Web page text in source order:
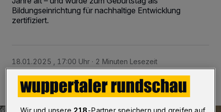
Bildungseinrichtung für nachhaltige Entwicklung
zertifiziert.
18.01.2025 , 17:00 Uhr 2 Minuten Lesezeit